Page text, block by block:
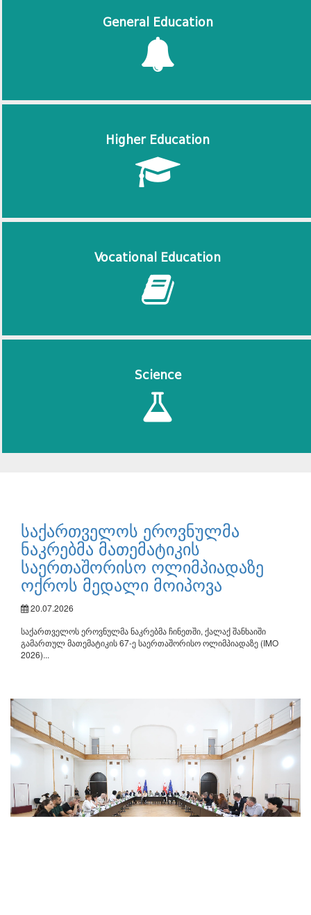
General Education
Higher Education
Vocational Education
Science
საქართველოს ეროვნულმა
ნაკრებმა მათემატიკის
საერთაშორისო ოლიმპიადაზე
ოქროს მედალი მოიპოვა
20.07.2026
საქართველოს ეროვნულმა ნაკრებმა ჩინეთში, ქალაქ შანხაიში
გამართულ მათემატიკის 67-ე საერთაშორისო ოლიმპიადაზე (IMO
2026)...